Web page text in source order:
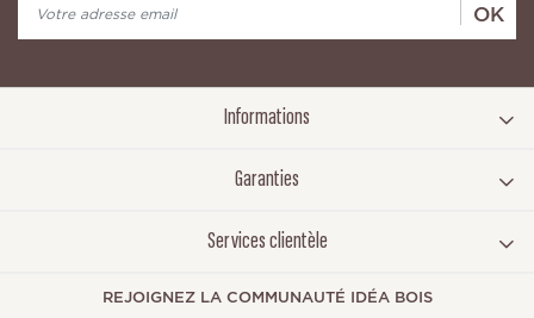
OK
Informations
Garanties
Services clientèle
REJOIGNEZ LA COMMUNAUTÉ IDÉA BOIS